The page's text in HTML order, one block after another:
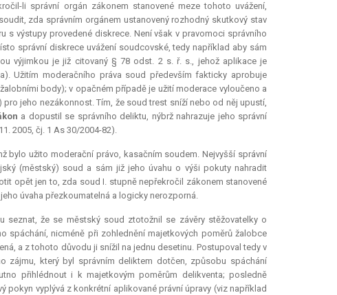
li správní orgán zákonem stanovené meze tohoto uvážení,
zda správním orgánem ustanovený rozhodný skutkový stav
výstupy provedené diskrece. Není však v pravomoci správního
správní diskrece uvážení soudcovské, tedy například aby sám
výjimkou je již citovaný § 78 odst. 2 s. ř. s., jehož aplikace je
Užitím moderačního práva soud především fakticky aprobuje
body); v opačném případě je užití moderace vyloučeno a
jeho nezákonnost. Tím, že soud trest sníží nebo od něj upustí,
a dopustil se správního deliktu, nýbrž nahrazuje jeho správní
2005, čj. 1 As 30/2004-82).
bylo užitomoderační právo, kasačním soudem. Nejvyšší správní
(městský) soud a sám již jeho úvahu o výši pokuty nahradit
opět jen to, zda soud I. stupně nepřekročil zákonem stanovené
úvaha přezkoumatelná a logicky nerozporná.
že se městský soud ztotožnil se závěry stěžovatelky o
nicméně při zohlednění majetkových poměrů žalobce
a z tohoto důvodu ji snížil na jednu desetinu. Postupoval tedy v
zájmu, který byl správním deliktem dotčen, způsobu spáchání
přihlédnout i k majetkovým poměrům delikventa; posledně
vyplývá z konkrétní aplikované právní úpravy (viz například